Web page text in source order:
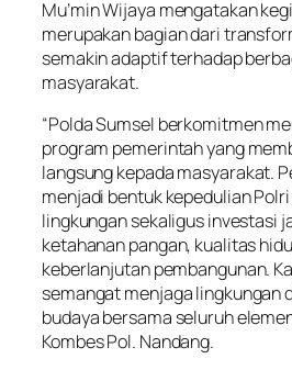
Mu’min Wijaya mengatakan
merupakan bagian dari
semakin adaptif terhadap
masyarakat.
“Polda Sumsel berkomitmen
program pemerintah yang
langsung kepada masyarakat.
menjadi bentuk kepedulian
lingkungan sekaligus investasi
ketahanan pangan, kualitas
keberlanjutan pembangunan.
semangat menjaga lingkungan
budaya bersama seluruh
Kombes Pol. Nandang.